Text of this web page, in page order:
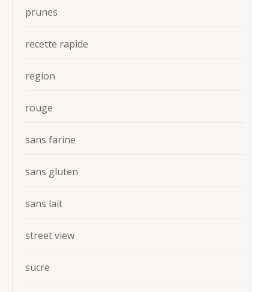
prunes
recette rapide
region
rouge
sans farine
sans gluten
sans lait
street view
sucre